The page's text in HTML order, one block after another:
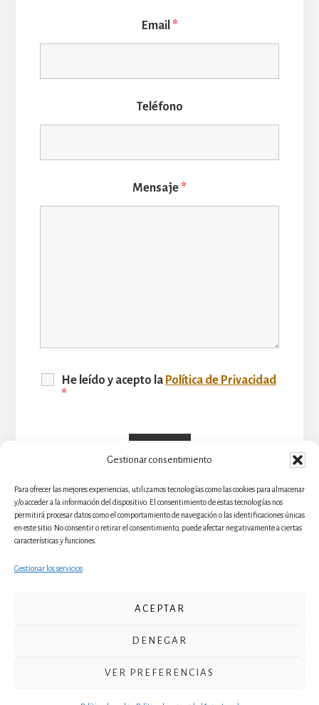
Gestionar consentimiento
Para ofrecer las mejores experiencias, utilizamos tecnologías como las cookies para almacenar
y/o acceder a la información del dispositivo. El consentimiento de estas tecnologías nos
permitirá procesar datos como el comportamiento de navegación o las identificaciones únicas
en este sitio. No consentir o retirar el consentimiento, puede afectar negativamente a ciertas
características y funciones.
Gestionar los servicios
ACEPTAR
DENEGAR
VER PREFERENCIAS
Email *
Teléfono
Mensaje *
He leído y acepto la Política de Privacidad
*
CURSOS
COLABORAR
Copyright © 2026 · Escolanía Santa Cruz . Todos los derechos